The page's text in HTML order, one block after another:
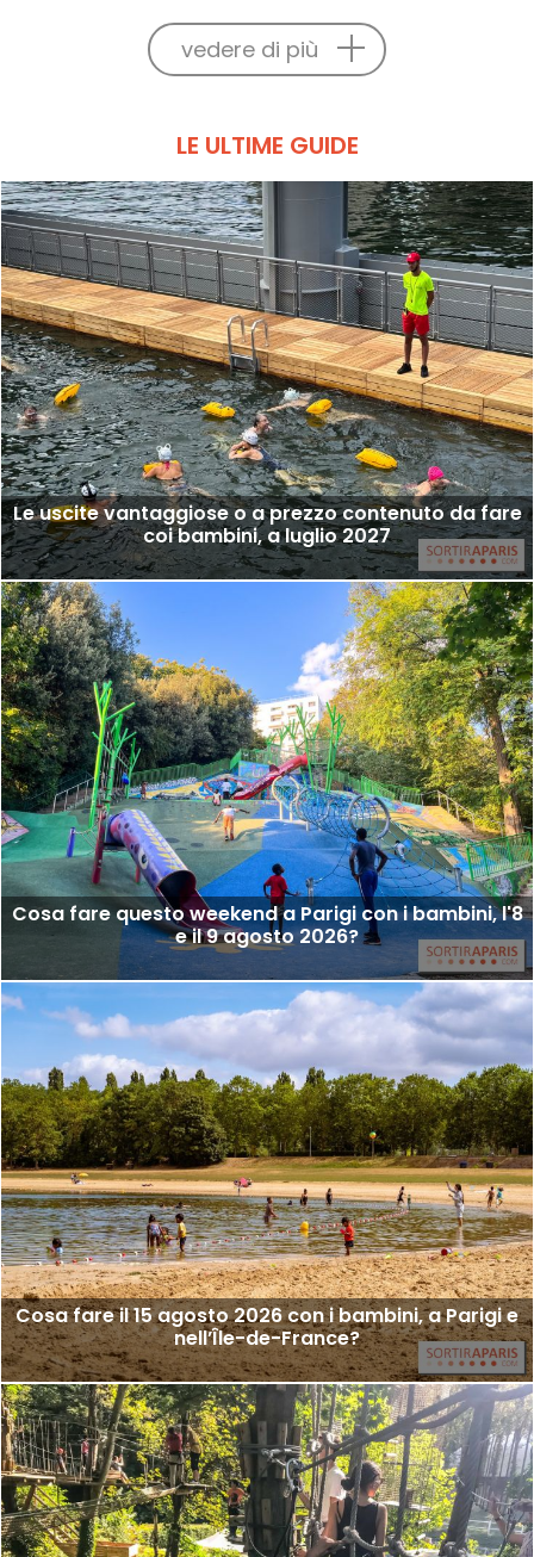
vedere di più
LE ULTIME GUIDE
Le uscite vantaggiose o a prezzo contenuto da fare
coi bambini, a luglio 2027
Cosa fare questo weekend a Parigi con i bambini, l'8
e il 9 agosto 2026?
Cosa fare il 15 agosto 2026 con i bambini, a Parigi e
nell’Île-de-France?